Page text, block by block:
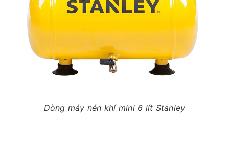
Dòng máy nén khí mini 6 lít Stanley